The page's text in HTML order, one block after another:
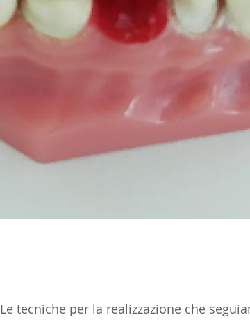
Le tecniche per la realizzazione che